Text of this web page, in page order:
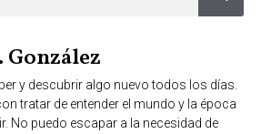
y descubrir algo nuevo todos los días.
tratar de entender el mundo y la época
No puedo escapar a la necesidad de